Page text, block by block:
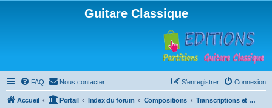
Guitare Classique
FAQ Nous contacter Connexion
S’enregistrer
Accueil Portail Index du forum Compositions Transcriptions et arrangements